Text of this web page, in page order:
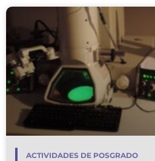
ACTIVIDADES DE POSGRADO